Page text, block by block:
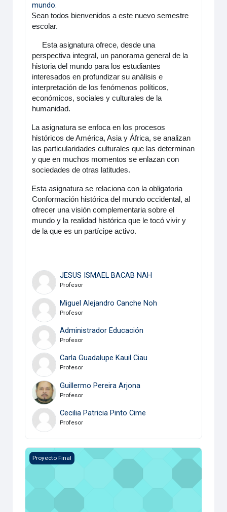
mundo.
Sean todos bienvenidos a este nuevo semestre
escolar.
Esta asignatura ofrece, desde una
perspectiva integral, un panorama general de la
historia del mundo para los estudiantes
interesados en profundizar su análisis e
interpretación de los fenómenos políticos,
económicos, sociales y culturales de la
humanidad.
La asignatura se enfoca en los procesos
históricos de América, Asia y África, se analizan
las particularidades culturales que las determinan
y que en muchos momentos se enlazan con
sociedades de otras latitudes.
Esta asignatura se relaciona con la obligatoria
Conformación histórica del mundo occidental, al
ofrecer una visión complementaria sobre el
mundo y la realidad histórica que le tocó vivir y
de la que es un partícipe activo.
JESUS ISMAEL BACAB NAH
Profesor
Miguel Alejandro Canche Noh
Profesor
Administrador Educación
Profesor
Carla Guadalupe Kauil Ciau
Profesor
Guillermo Pereira Arjona
Profesor
Cecilia Patricia Pinto Cime
Profesor
Desarrollo Personal
Proyecto Final